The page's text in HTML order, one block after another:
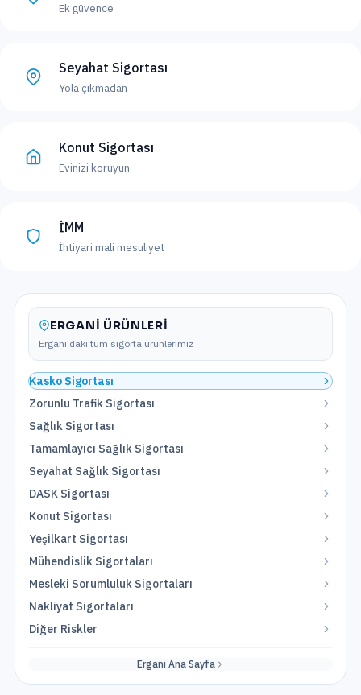
Ek güvence
Seyahat Sigortası
Yola çıkmadan
Konut Sigortası
Evinizi koruyun
İMM
İhtiyari mali mesuliyet
ERGANI ÜRÜNLERI
Ergani'daki tüm sigorta ürünlerimiz
Kasko Sigortası
Zorunlu Trafik Sigortası
Sağlık Sigortası
Tamamlayıcı Sağlık Sigortası
Seyahat Sağlık Sigortası
DASK Sigortası
Konut Sigortası
Yeşilkart Sigortası
Mühendislik Sigortaları
Mesleki Sorumluluk Sigortaları
Nakliyat Sigortaları
Diğer Riskler
Ergani Ana Sayfa